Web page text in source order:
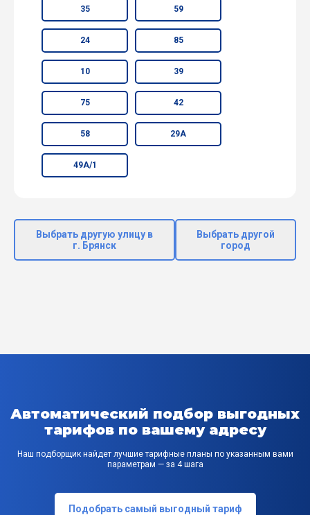
35 59
24 85
10 39
75 42
58 29А
49А/1
Выбрать другую улицу в
г. Брянск
Выбрать другой
город
Автоматический подбор выгодных
тарифов по вашему адресу
Наш подборщик найдет лучшие тарифные планы по указанным вами
параметрам — за 4 шага
Подобрать самый выгодный тариф